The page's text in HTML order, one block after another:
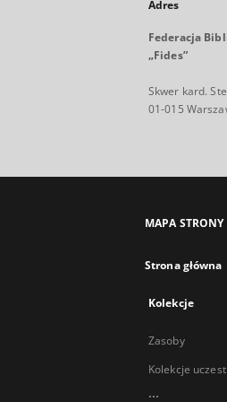
Adres
Federacja
„Fides”
Skwer kard.
01-015
MAPA STRONY
Strona główna
Kolekcje
Zasoby
Kolekcje
...